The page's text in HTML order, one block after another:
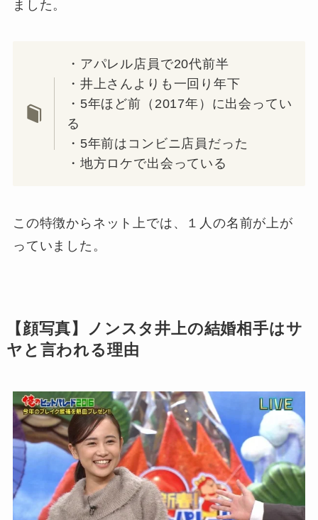
ました。
・アパレル店員で20代前半
・井上さんよりも一回り年下
・5年ほど前（2017年）に出会ってい
る
・5年前はコンビニ店員だった
・地方ロケで出会っている
この特徴からネット上では、１人の名前が上が
っていました。
【顔写真】ノンスタ井上の結婚相手はサ
ヤと言われる理由